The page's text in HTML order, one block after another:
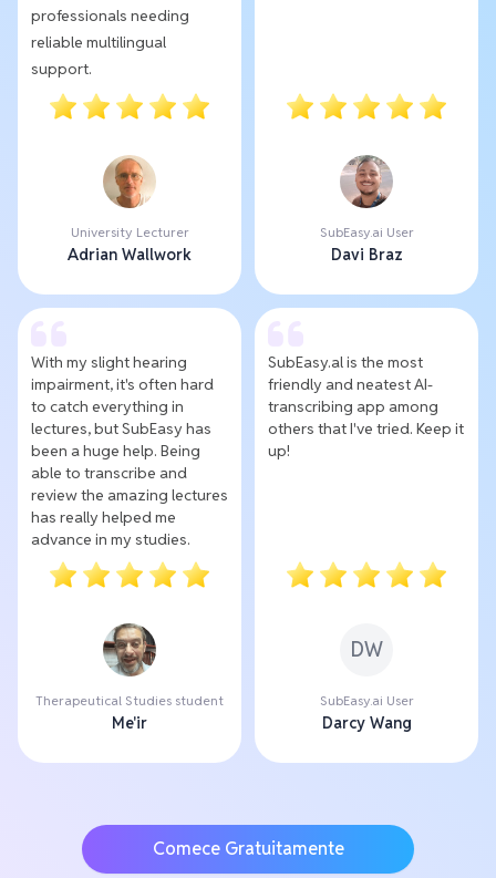
professionals needing
reliable multilingual
support.
University Lecturer
Adrian Wallwork
SubEasy.ai User
Davi Braz
With my slight hearing
impairment, it's often hard
to catch everything in
lectures, but SubEasy has
been a huge help. Being
able to transcribe and
review the amazing lectures
has really helped me
advance in my studies.
Therapeutical Studies student
Me'ir
SubEasy.al is the most
friendly and neatest AI-
transcribing app among
others that I've tried. Keep it
up!
DW
SubEasy.ai User
Darcy Wang
Comece Gratuitamente